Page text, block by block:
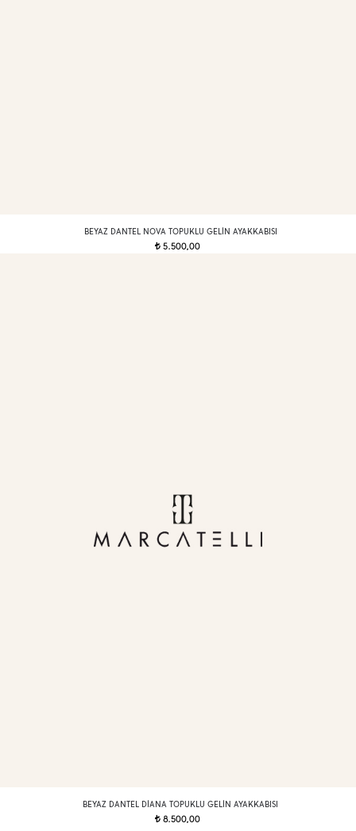
BEYAZ DANTEL NOVA TOPUKLU GELIN AYAKKABISI
t5.500,00
BEYAZ DANTEL DIANA TOPUKLU GELIN AYAKKABISI
t8.500,00